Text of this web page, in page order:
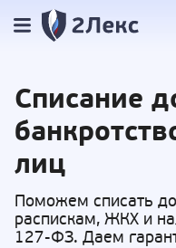
Списание
лиц
Поможем списать
распискам, ЖКХ и
127-ФЗ. Даем